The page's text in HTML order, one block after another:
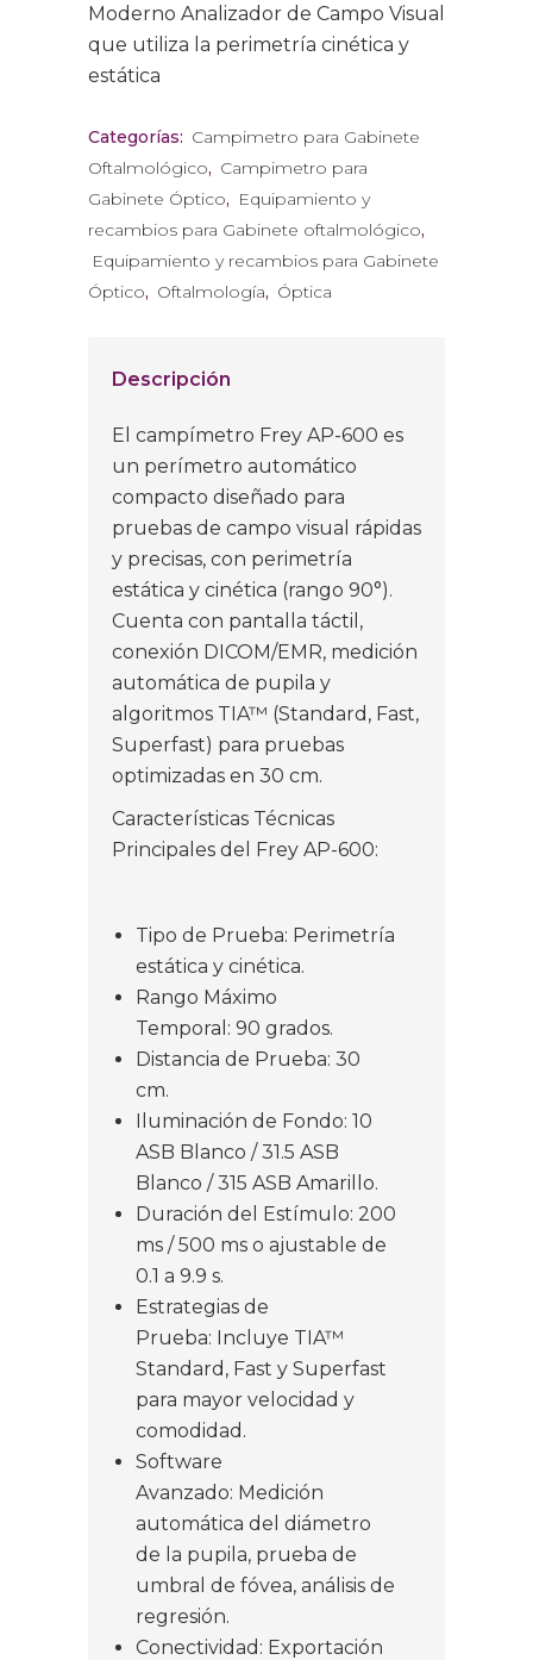
Moderno Analizador de Campo Visual
que utiliza la perimetría cinética y
estática
Categorías: Campimetro para Gabinete
Oftalmológico, Campimetro para
Gabinete Óptico, Equipamiento y
recambios para Gabinete oftalmológico,
Equipamiento y recambios para Gabinete
Óptico, Oftalmología, Óptica
Descripción
El campímetro Frey AP-600 es
un perímetro automático
compacto diseñado para
pruebas de campo visual rápidas
y precisas, con perimetría
estática y cinética (rango 90°).
Cuenta con pantalla táctil,
conexión DICOM/EMR, medición
automática de pupila y
algoritmos TIA™ (Standard, Fast,
Superfast) para pruebas
optimizadas en 30 cm.
Características Técnicas
Principales del Frey AP-600:
Tipo de Prueba: Perimetría
estática y cinética.
Rango Máximo
Temporal: 90 grados.
Distancia de Prueba: 30
cm.
Iluminación de Fondo: 10
ASB Blanco / 31.5 ASB
Blanco / 315 ASB Amarillo.
Duración del Estímulo: 200
ms / 500 ms o ajustable de
0.1 a 9.9 s.
Estrategias de
Prueba: Incluye TIA™
Standard, Fast y Superfast
para mayor velocidad y
comodidad.
Software
Avanzado: Medición
automática del diámetro
de la pupila, prueba de
umbral de fóvea, análisis de
regresión.
Conectividad: Exportación